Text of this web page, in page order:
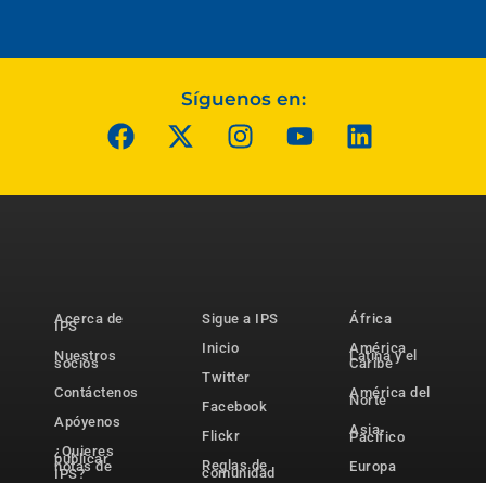
Síguenos en:
Acerca de
IPS
Nuestros
socios
Contáctenos
Apóyenos
¿Quieres
publicar
notas de
IPS?
Sigue a IPS
Inicio
Twitter
Facebook
Flickr
Reglas de
comunidad
África
América
Latina y el
Caribe
América del
Norte
Asia-
Pacífico
Europa